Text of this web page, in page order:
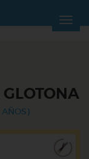
AÑOS)